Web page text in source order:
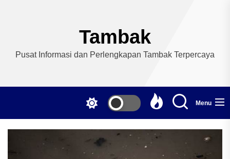
Tambak
Pusat Informasi dan Perlengkapan Tambak Terpercaya
Menu